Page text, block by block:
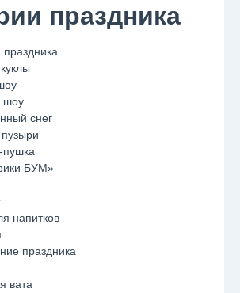
праздника
шоу
снег
пушка
БУМ»
напитков
праздника
вата